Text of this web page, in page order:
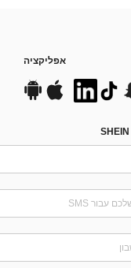
אפליקציה